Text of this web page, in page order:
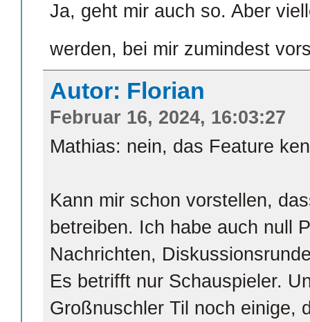
Ja, geht mir auch so. Aber
werden, bei mir zumindest
Autor: Florian
Februar 16, 2024, 16:03:27
Mathias: nein, das Feature
Kann mir schon vorstellen,
betreiben. Ich habe auch null
Nachrichten,
Es betrifft nur Schauspieler.
Großnuschler Til noch einige,